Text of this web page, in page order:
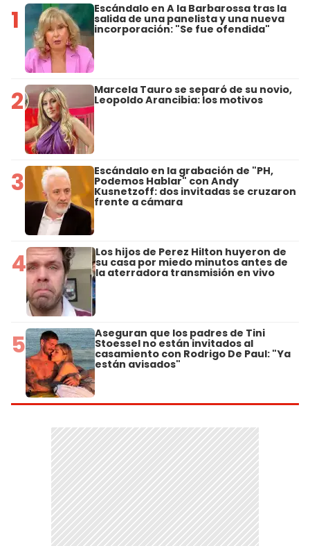
1 Escándalo en A la Barbarossa tras la
salida de una panelista y una nueva
incorporación: "Se fue ofendida"
2 Marcela Tauro se separó de su novio,
Leopoldo Arancibia: los motivos
3 Escándalo en la grabación de "PH,
Podemos Hablar" con Andy
Kusnetzoff: dos invitadas se cruzaron
frente a cámara
4 Los hijos de Perez Hilton huyeron de
su casa por miedo minutos antes de
la aterradora transmisión en vivo
5 Aseguran que los padres de Tini
Stoessel no están invitados al
casamiento con Rodrigo De Paul: "Ya
están avisados"